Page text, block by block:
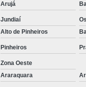
Arujá
Jundiaí
Alto de Pinheiros
Pinheiros
Zona Oeste
Araraquara